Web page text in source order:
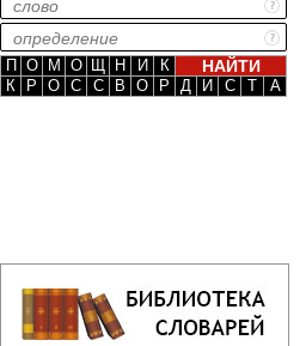
П О М О Щ Н И
К
К
Р О С С В О Р Д И С Т А